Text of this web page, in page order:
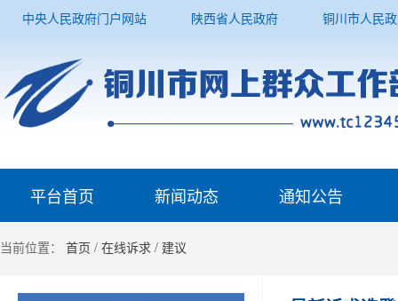
中央人民政府门户网站 陕西省人民政府 铜川市人民
平台首页 新闻动态 通知公告
当前位置： 首页 / 在线诉求 / 建议